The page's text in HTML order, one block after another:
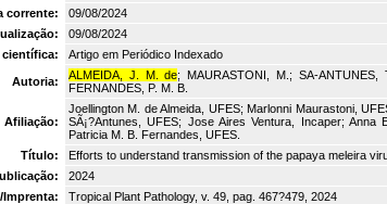
corrente:
09/08/2024
09/08/2024
Artigo em Periódico Indexado
Autoria: ALMEIDA, J. M. de; MAURASTONI, M.; SA-
FERNANDES, P. M. B.
Afiliação:
Joellington M. de Almeida, UFES; Marlonni Maurastoni,
SÃ¡?Antunes, UFES; Jose Aires Ventura, Incaper; Anna
Patricia M. B. Fernandes, UFES.
Título:
Efforts to understand transmission of the papaya meleira
2024
Imprenta:
Tropical Plant Pathology, v. 49, pag. 467?479, 2024